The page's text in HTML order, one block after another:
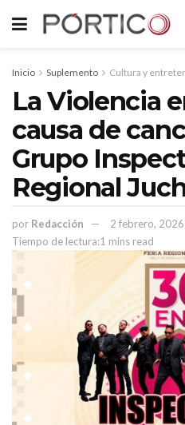
Inicio Suplemento Cultura y
La Violencia
causa de
Grupo
Regional
por Redacción
2 febrero, 2026
Tiempo de lectura:1 mins read